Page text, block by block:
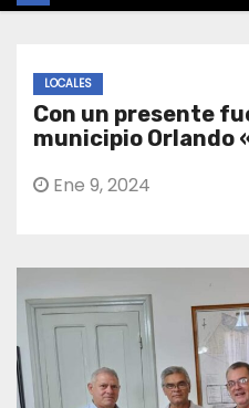
LOCALES
Con un presente
municipio Orlando
Ene 9, 2024